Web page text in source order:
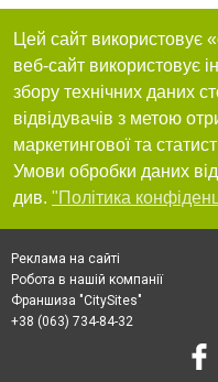
Цей сайт використовує
веб-сайт використовує
збору технічних даних
відвідувачів з метою
маркетингової та
Умови обробки даних
див. "Політика
Реклама на сайті
Робота в нашій компанії
Франшиза "CitySites"
+38 (063) 734-84-32